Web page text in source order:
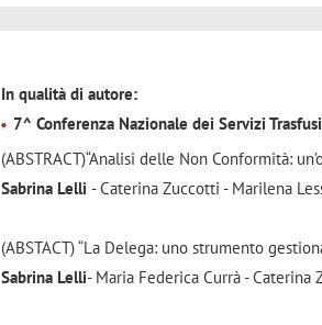
In qualità di autore:
7^ Conferenza Nazionale dei Servizi
(ABSTRACT)“Analisi delle Non Conformità:
Sabrina Lelli - Caterina Zuccotti - Marilena
(ABSTACT) “La Delega: uno strumento
Sabrina Lelli- Maria Federica Currà - Caterina